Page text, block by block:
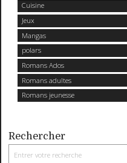
Cuisine
Jeux
Mangas
polars
Romans Ados
Romans adultes
Romans jeunesse
Rechercher